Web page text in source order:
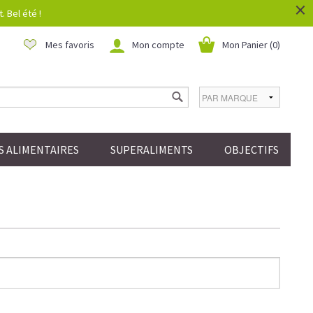
Bel été ! ×
Mon Panier (0)
Mon compte
Mes favoris
ALIMENTAIRES SUPERALIMENTS OBJECTIFS